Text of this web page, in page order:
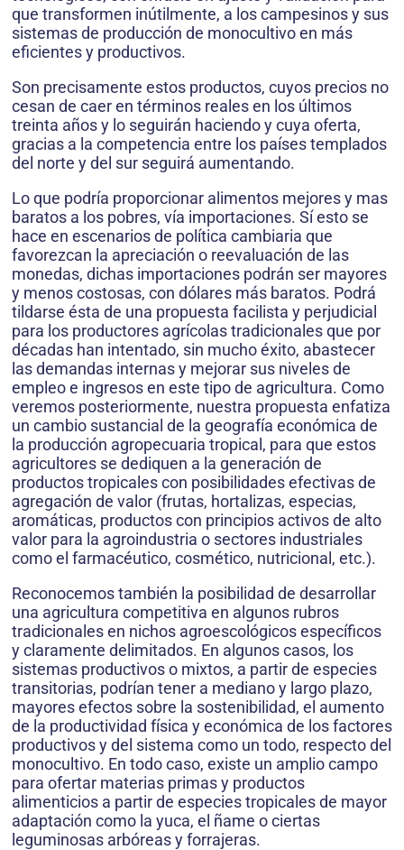
que transformen inútilmente, a los campesinos y sus
sistemas de producción de monocultivo en más
eficientes y productivos.
Son precisamente estos productos, cuyos precios no
cesan de caer en términos reales en los últimos
treinta años y lo seguirán haciendo y cuya oferta,
gracias a la competencia entre los países templados
del norte y del sur seguirá aumentando.
Lo que podría proporcionar alimentos mejores y mas
baratos a los pobres, vía importaciones. Sí esto se
hace en escenarios de política cambiaria que
favorezcan la apreciación o reevaluación de las
monedas, dichas importaciones podrán ser mayores
y menos costosas, con dólares más baratos. Podrá
tildarse ésta de una propuesta facilista y perjudicial
para los productores agrícolas tradicionales que por
décadas han intentado, sin mucho éxito, abastecer
las demandas internas y mejorar sus niveles de
empleo e ingresos en este tipo de agricultura. Como
veremos posteriormente, nuestra propuesta enfatiza
un cambio sustancial de la geografía económica de
la producción agropecuaria tropical, para que estos
agricultores se dediquen a la generación de
productos tropicales con posibilidades efectivas de
agregación de valor (frutas, hortalizas, especias,
aromáticas, productos con principios activos de alto
valor para la agroindustria o sectores industriales
como el farmacéutico, cosmético, nutricional, etc.).
Reconocemos también la posibilidad de desarrollar
una agricultura competitiva en algunos rubros
tradicionales en nichos agroescológicos específicos
y claramente delimitados. En algunos casos, los
sistemas productivos o mixtos, a partir de especies
transitorias, podrían tener a mediano y largo plazo,
mayores efectos sobre la sostenibilidad, el aumento
de la productividad física y económica de los factores
productivos y del sistema como un todo, respecto del
monocultivo. En todo caso, existe un amplio campo
para ofertar materias primas y productos
alimenticios a partir de especies tropicales de mayor
adaptación como la yuca, el ñame o ciertas
leguminosas arbóreas y forrajeras.